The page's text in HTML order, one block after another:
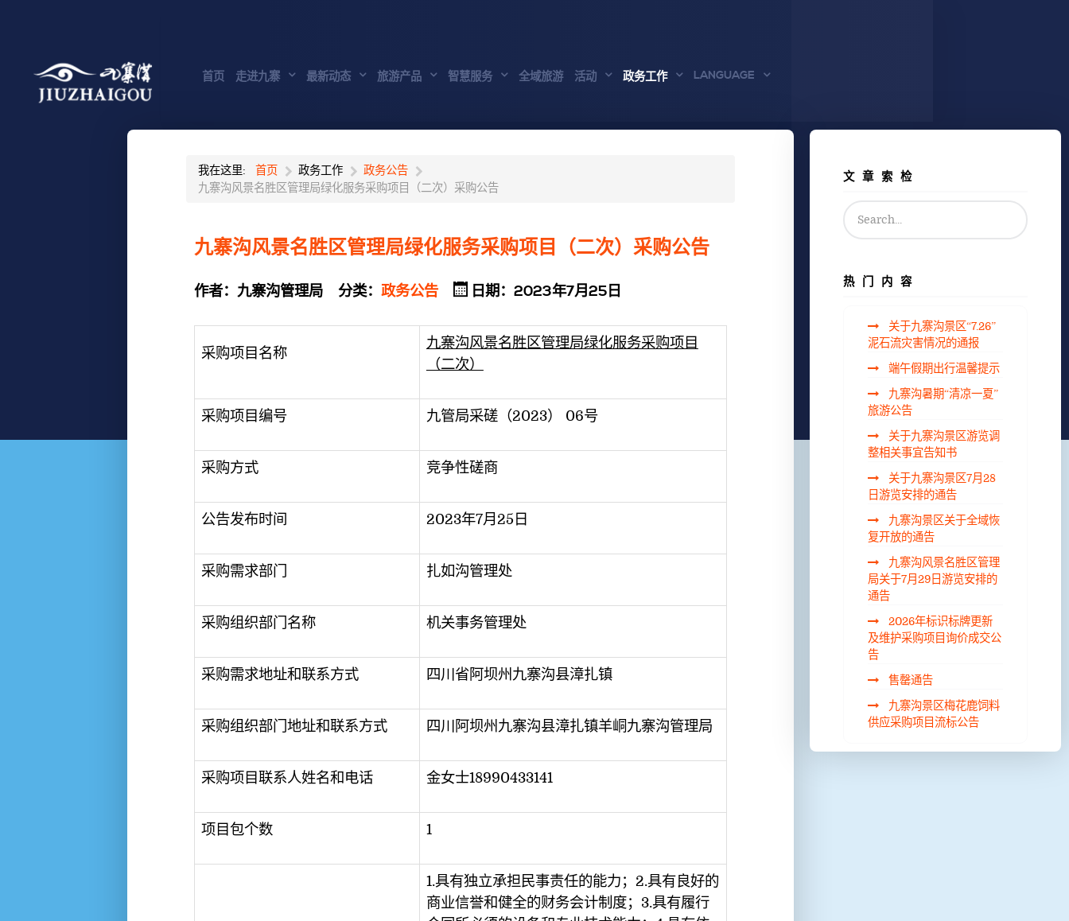
首页 走进九寨 最新动态 旅游产品 智慧服务 全域旅游 活动 政务工作 LANGUAGE
我在这里: 首页 政务工作
政务公告
九寨沟风景名胜区管理局绿化服务采购项目（二次）采购公告
九寨沟风景名胜区管理局绿化服务采购项目（二次）采购公告
作者： 九寨沟管理局 分类： 政务公告 日期：2023年7月25日
采购项目名称
九寨沟风景名胜区管理局绿化服务采购项目
（二次）
采购项目编号 九管局采磋（2023） 06号
采购方式 竞争性磋商
公告发布时间 2023年7月25日
采购需求部门 扎如沟管理处
采购组织部门名称 机关事务管理处
采购需求地址和联系方式 四川省阿坝州九寨沟县漳扎镇
采购组织部门地址和联系方式 四川阿坝州九寨沟县漳扎镇羊峒九寨沟管理局
采购项目联系人姓名和电话 金女士18990433141
项目包个数 1
1.具有独立承担民事责任的能力；2.具有良好的
商业信誉和健全的财务会计制度；3.具有履行
文章索检
热门内容
关于九寨沟景区“7.26”
泥石流灾害情况的通报
端午假期出行温馨提示
九寨沟暑期“清凉一夏”
旅游公告
关于九寨沟景区游览调
整相关事宜告知书
关于九寨沟景区7月28
日游览安排的通告
九寨沟景区关于全域恢
复开放的通告
九寨沟风景名胜区管理
局关于7月29日游览安排的
通告
2026年标识标牌更新
及维护采购项目询价成交公
告
售罄通告
九寨沟景区梅花鹿饲料
供应采购项目流标公告